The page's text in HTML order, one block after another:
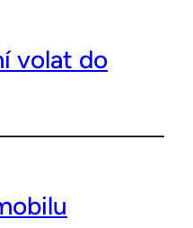
volat do